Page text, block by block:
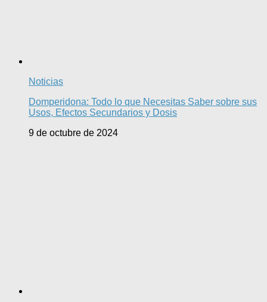
Noticias
Domperidona: Todo lo que Necesitas Saber sobre sus
Usos, Efectos Secundarios y Dosis
9 de octubre de 2024